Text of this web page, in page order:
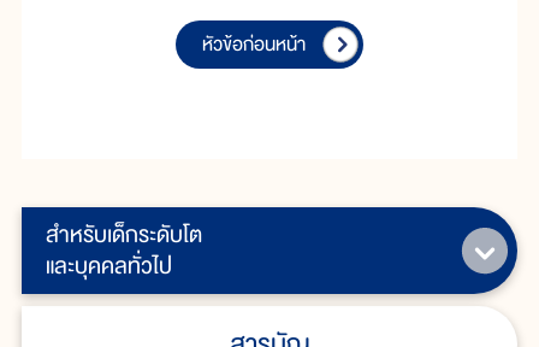
สำหรับเด็กระดับโต
และบุคคลทั่วไป
หัวข้อก่อนหน้า